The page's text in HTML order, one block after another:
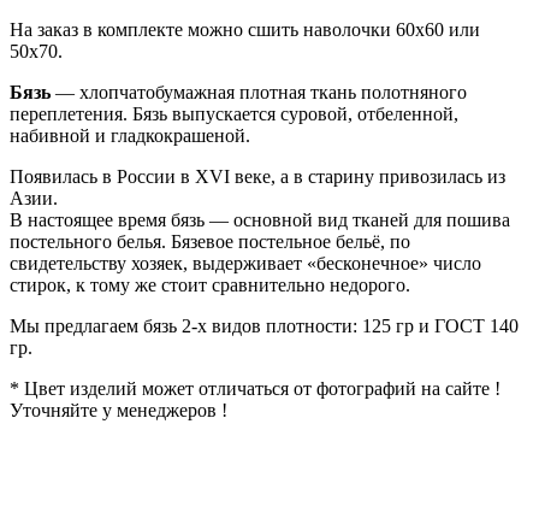
На заказ в комплекте можно сшить наволочки 60х60 или
50х70.
Бязь — хлопчатобумажная плотная ткань полотняного
переплетения. Бязь выпускается суровой, отбеленной,
набивной и гладкокрашеной.
Появилась в России в XVI веке, а в старину привозилась из
Азии.
В настоящее время бязь — основной вид тканей для пошива
постельного белья. Бязевое постельное бельё, по
свидетельству хозяек, выдерживает «бесконечное» число
стирок, к тому же стоит сравнительно недорого.
Мы предлагаем бязь 2-х видов плотности: 125 гр и ГОСТ 140
гр.
* Цвет изделий может отличаться от фотографий на сайте !
Уточняйте у менеджеров !